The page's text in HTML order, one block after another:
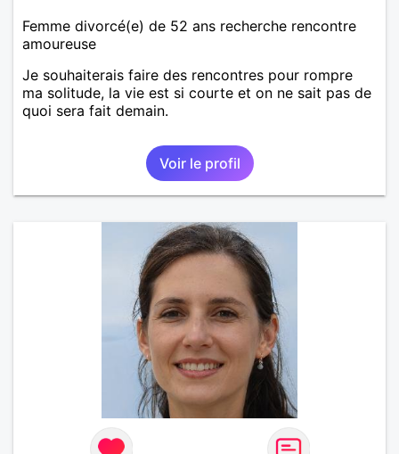
Femme divorcé(e) de 52 ans recherche rencontre
amoureuse
Je souhaiterais faire des rencontres pour rompre
ma solitude, la vie est si courte et on ne sait pas de
quoi sera fait demain.
Voir le profil